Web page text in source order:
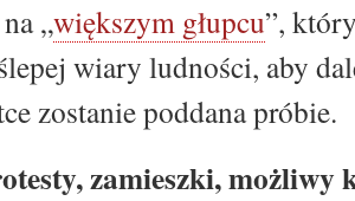
„większym głupcu”,
wiary ludności, aby
zostanie poddana próbie.
zamieszki,